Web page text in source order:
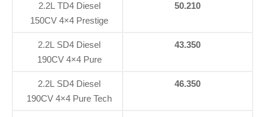
2.2L TD4 Diesel
150CV 4×4 Prestige
50.210
2.2L SD4 Diesel
190CV 4×4 Pure
43.350
2.2L SD4 Diesel
190CV 4×4 Pure Tech
46.350